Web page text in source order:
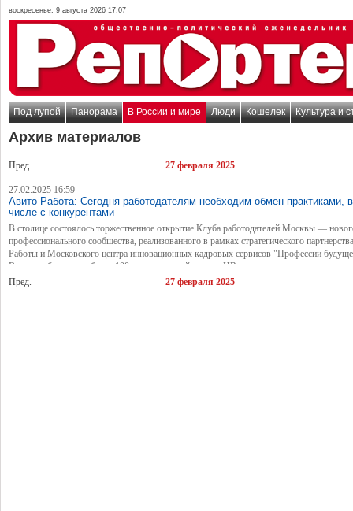
воскресенье, 9 августа 2026 17:07
Под лупой Панорама В России и мире Люди Кошелек Культура и
Архив материалов
Пред. 27 февраля 2025
27.02.2025 16:59
Авито Работа: Сегодня работодателям необходим обмен практиками,
числе с конкурентами
В столице состоялось торжественное открытие Клуба работодателей Москвы —
профессионального сообщества, реализованного в рамках стратегического
Работы и Московского центра инновационных кадровых сервисов "Профессии
Встреча объединила более 100 руководителей уровня HR-директоров и генеральных
директоров, предоставив им платформу для обмена опытом, обсуждения актуальных
Пред. 27 февраля 2025